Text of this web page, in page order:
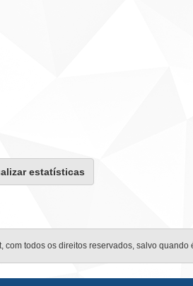
estatísticas
todos os direitos reservados, salvo quando